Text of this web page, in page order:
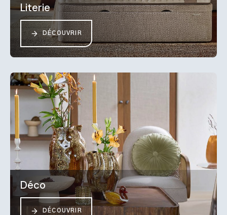
Literie
DÉCOUVRIR
Déco
DÉCOUVRIR